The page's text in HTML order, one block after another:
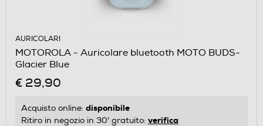
AURICOLARI
MOTOROLA - Auricolare bluetooth MOTO BUDS-
Glacier Blue
€ 29,90
Acquisto online: disponibile
Ritiro in negozio in 30' gratuito: verifica